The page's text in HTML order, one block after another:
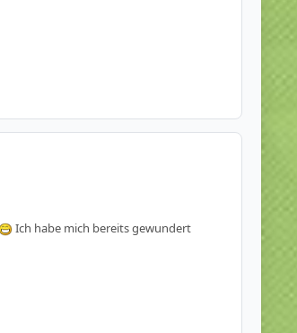
Ich habe mich bereits gewundert